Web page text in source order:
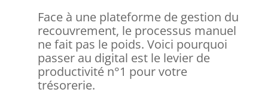
Face à une plateforme de gestion du
recouvrement, le processus manuel
ne fait pas le poids. Voici pourquoi
passer au digital est le levier de
productivité n°1 pour votre
trésorerie.